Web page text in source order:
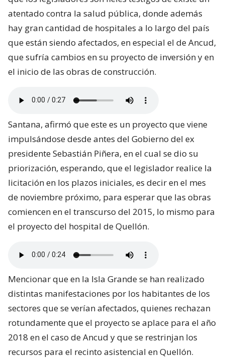
atentado contra la salud pública, donde además
hay gran cantidad de hospitales a lo largo del país
que están siendo afectados, en especial el de Ancud,
que sufría cambios en su proyecto de inversión y en
el inicio de las obras de construcción.
Santana, afirmó que este es un proyecto que viene
impulsándose desde antes del Gobierno del ex
presidente Sebastián Piñera, en el cual se dio su
priorización, esperando, que el legislador realice la
licitación en los plazos iniciales, es decir en el mes
de noviembre próximo, para esperar que las obras
comiencen en el transcurso del 2015, lo mismo para
el proyecto del hospital de Quellón.
Mencionar que en la Isla Grande se han realizado
distintas manifestaciones por los habitantes de los
sectores que se verían afectados, quienes rechazan
rotundamente que el proyecto se aplace para el año
2018 en el caso de Ancud y que se restrinjan los
recursos para el recinto asistencial en Quellón.